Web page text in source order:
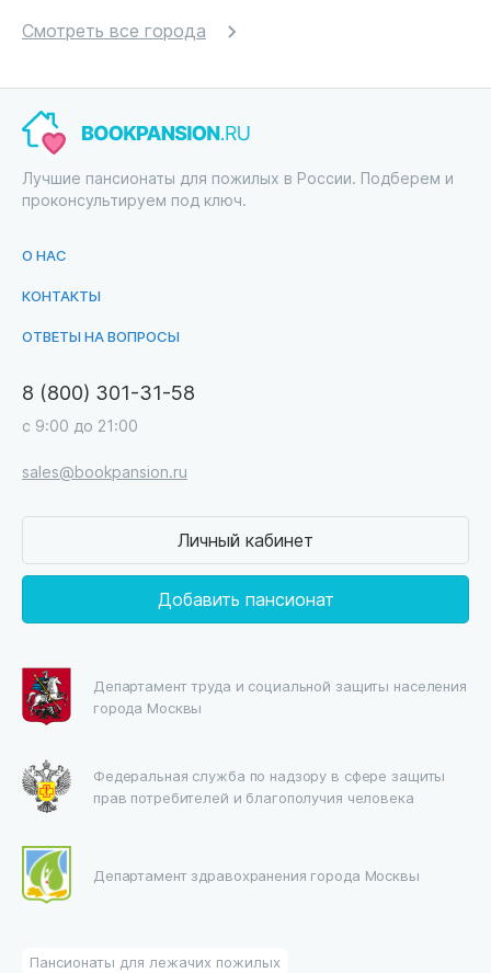
Смотреть все города
Лучшие пансионаты для пожилых в России. Подберем и
проконсультируем под ключ.
О НАС
КОНТАКТЫ
ОТВЕТЫ НА ВОПРОСЫ
8 (800) 301-31-58
с 9:00 до 21:00
sales@bookpansion.ru
Личный кабинет
Добавить пансионат
Департамент труда и социальной защиты населения
города Москвы
Федеральная служба по надзору в сфере защиты
прав потребителей и благополучия человека
Департамент здравохранения города Москвы
Пансионаты для лежачих пожилых